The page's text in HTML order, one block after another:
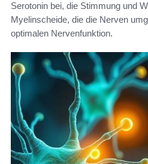
Serotonin bei, die Stimmung und
Myelinscheide, die die Nerven
optimalen Nervenfunktion.